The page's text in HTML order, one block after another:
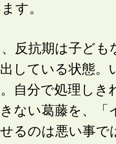
す。
反抗期は子ども
している状態。
自分で処理しき
ない葛藤を、「
るのは悪い事で